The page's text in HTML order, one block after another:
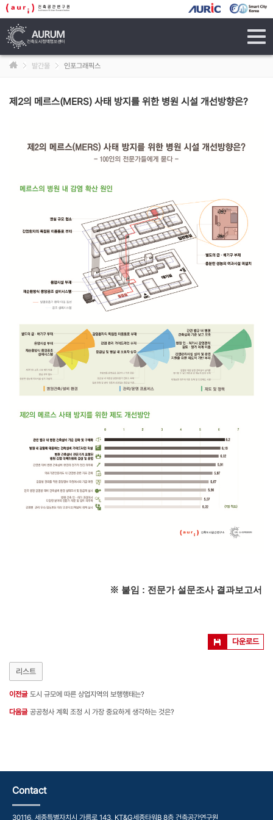
발간물 인포그래픽스
제2의 메르스(MERS) 사태 방지를 위한 병원 시설 개선방향은?
※ 붙임 : 전문가 설문조사 결과보고서
다운로드
리스트
이전글 도시 규모에 따른 상업지역의 보행행태는?
다음글 공공청사 계획 조정 시 가장 중요하게 생각하는 것은?
Contact
30116, 세종특별자치시 가름로 143, KT&G세종타워B 8층 건축공간연구원